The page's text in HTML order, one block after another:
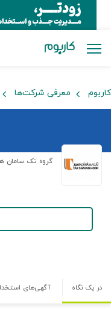
کاربوم معرفی شرکت‌ها
گروه تک سامان
در یک نگاه آگهی‌های